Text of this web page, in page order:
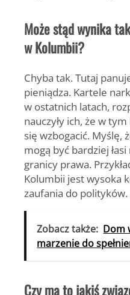
Może stąd wynika
w Kolumbii?
Chyba tak. Tutaj
pieniądza. Kartele
w ostatnich latach,
nauczyły ich, że w
się wzbogacić. Myślę,
mogą być bardziej
granicy prawa.
Kolumbii jest wysoka
zaufania do polityków.
Zobacz także: Dom
marzenie do
Czy ma to jakiś